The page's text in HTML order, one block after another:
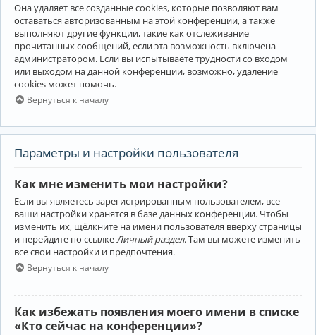
Она удаляет все созданные cookies, которые позволяют вам
оставаться авторизованным на этой конференции, а также
выполняют другие функции, такие как отслеживание
прочитанных сообщений, если эта возможность включена
администратором. Если вы испытываете трудности со входом
или выходом на данной конференции, возможно, удаление
cookies может помочь.
Вернуться к началу
Параметры и настройки пользователя
Как мне изменить мои настройки?
Если вы являетесь зарегистрированным пользователем, все
ваши настройки хранятся в базе данных конференции. Чтобы
изменить их, щёлкните на имени пользователя вверху страницы
и перейдите по ссылке Личный раздел. Там вы можете изменить
все свои настройки и предпочтения.
Вернуться к началу
Как избежать появления моего имени в списке
«Кто сейчас на конференции»?